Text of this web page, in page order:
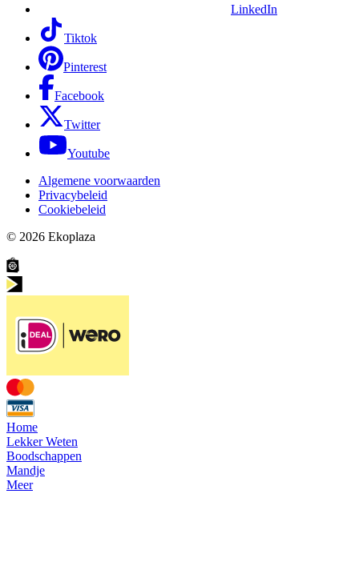
LinkedIn
Tiktok
Pinterest
Facebook
Twitter
Youtube
Algemene voorwaarden
Privacybeleid
Cookiebeleid
© 2026 Ekoplaza
Home
Lekker Weten
Boodschappen
Mandje
Meer